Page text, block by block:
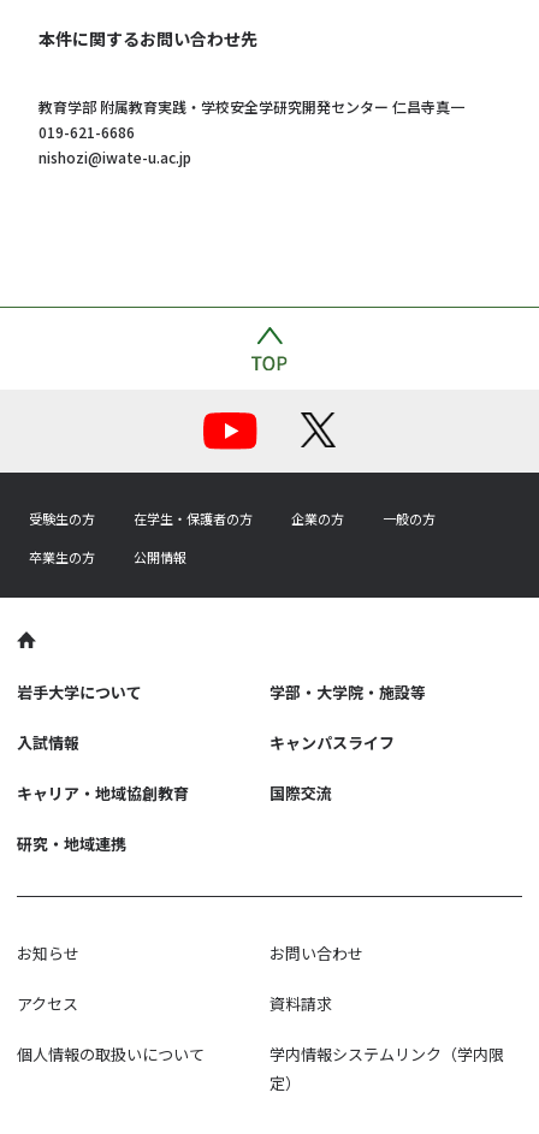
本件に関するお問い合わせ先
教育学部 附属教育実践・学校安全学研究開発センター 仁昌寺真一
019-621-6686
nishozi@iwate-u.ac.jp
受験生の方 在学生・保護者の方 企業の方
一般の方
卒業生の方
公開情報
岩手大学について 学部・大学院・施設等
入試情報 キャンパスライフ
キャリア・地域協創教育 国際交流
研究・地域連携
お知らせ お問い合わせ
アクセス 資料請求
個人情報の取扱いについて
学内情報システムリンク（学内限
定）